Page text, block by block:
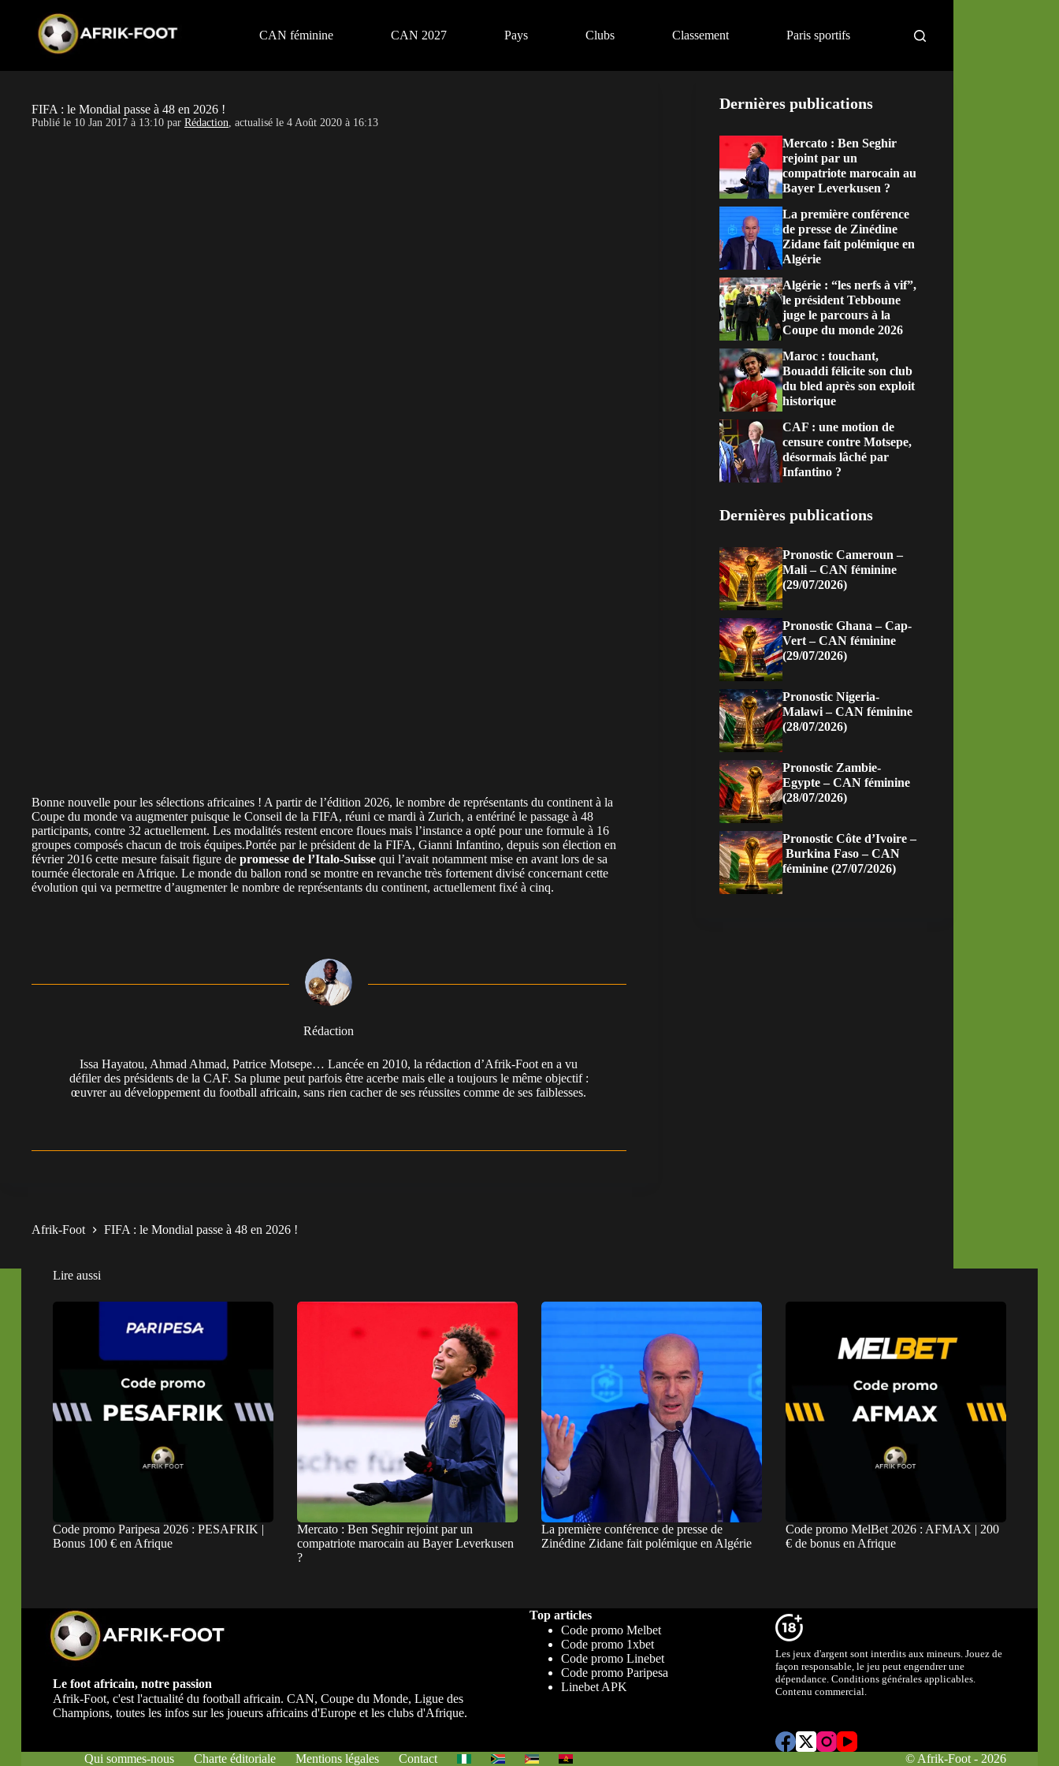
CAN féminine CAN 2027 Pays Clubs Classement Paris sportifs
FIFA : le Mondial passe à 48 en 2026 !
Publié le 10 Jan 2017 à 13:10 par Rédaction, actualisé le 4 Août 2020 à 16:13
Bonne nouvelle pour les sélections africaines ! A partir de l’édition 2026, le nombre de représentants du continent à la
Coupe du monde va augmenter puisque le Conseil de la FIFA, réuni ce mardi à Zurich, a entériné le passage à 48
participants, contre 32 actuellement. Les modalités restent encore floues mais l’instance a opté pour une formule à 16
groupes composés chacun de trois équipes.Portée par le président de la FIFA, Gianni Infantino, depuis son élection en
février 2016 cette mesure faisait figure de promesse de l’Italo-Suisse qui l’avait notamment mise en avant lors de sa
tournée électorale en Afrique. Le monde du ballon rond se montre en revanche très fortement divisé concernant cette
évolution qui va permettre d’augmenter le nombre de représentants du continent, actuellement fixé à cinq.
Rédaction
Issa Hayatou, Ahmad Ahmad, Patrice Motsepe… Lancée en 2010, la rédaction d’Afrik-Foot en a vu
défiler des présidents de la CAF. Sa plume peut parfois être acerbe mais elle a toujours le même objectif :
œuvrer au développement du football africain, sans rien cacher de ses réussites comme de ses faiblesses.
Dernières publications
Mercato : Ben Seghir
rejoint par un
compatriote marocain au
Bayer Leverkusen ?
La première conférence
de presse de Zinédine
Zidane fait polémique en
Algérie
Algérie : “les nerfs à vif”,
le président Tebboune
juge le parcours à la
Coupe du monde 2026
Maroc : touchant,
Bouaddi félicite son club
du bled après son exploit
historique
CAF : une motion de
censure contre Motsepe,
désormais lâché par
Infantino ?
Dernières publications
Pronostic Cameroun –
Mali – CAN féminine
(29/07/2026)
Pronostic Ghana – Cap-
Vert – CAN féminine
(29/07/2026)
Pronostic Nigeria-
Malawi – CAN féminine
(28/07/2026)
Pronostic Zambie-
Egypte – CAN féminine
(28/07/2026)
Pronostic Côte d’Ivoire –
Burkina Faso – CAN
féminine (27/07/2026)
Afrik-Foot FIFA : le Mondial passe à 48 en 2026 !
Lire aussi
Code promo Paripesa 2026 : PESAFRIK |
Bonus 100 € en Afrique
Mercato : Ben Seghir rejoint par un
compatriote marocain au Bayer Leverkusen
?
La première conférence de presse de
Zinédine Zidane fait polémique en Algérie
Code promo MelBet 2026 : AFMAX | 200
€ de bonus en Afrique
Le foot africain, notre passion
Afrik-Foot, c'est l'actualité du football africain. CAN, Coupe du Monde, Ligue des
Champions, toutes les infos sur les joueurs africains d'Europe et les clubs d'Afrique.
Top articles
Code promo Melbet
Code promo 1xbet
Code promo Linebet
Code promo Paripesa
Linebet APK
Les jeux d'argent sont interdits aux mineurs. Jouez de
façon responsable, le jeu peut engendrer une
dépendance. Conditions générales applicables.
Contenu commercial.
Qui sommes-nous Charte éditoriale Mentions légales Contact © Afrik-Foot - 2026